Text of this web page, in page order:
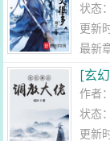
状态
更新
最新
》
[玄
作者：
状态
更新